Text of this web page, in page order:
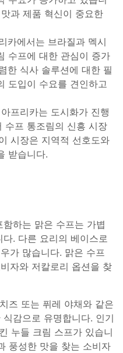
과 제품 혁신이 중요한
카에서는 브라질과 멕시
수프에 대한 관심이 증가
한 식사 솔루션에 대한 필
도입이 수요를 견인하고
프리카는 도시화가 진행
수프 통조림의 신흥 시장
시장은 지역적 선호도와
받습니다.
하는 맑은 수프는 가볍
. 다른 요리의 베이스로
가 많습니다. 맑은 수프
자와 저칼로리 옵션을 찾
즈 또는 퓌레 야채와 같은
감으로 유명합니다. 인기
누들 크림 스프가 있습니
풍성한 맛을 찾는 소비자